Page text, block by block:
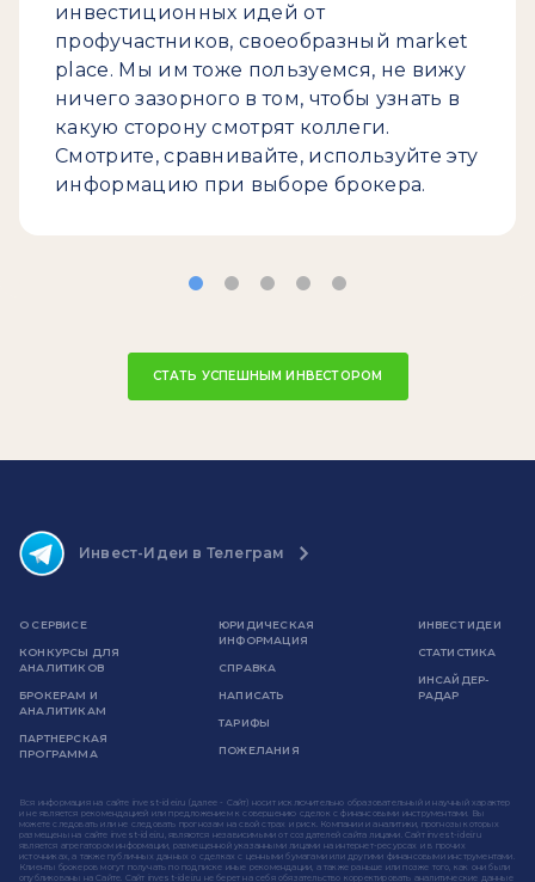
инвестиционных идей от
профучастников, своеобразный market
place. Мы им тоже пользуемся, не вижу
ничего зазорного в том, чтобы узнать в
какую сторону смотрят коллеги.
Смотрите, сравнивайте, используйте эту
информацию при выборе брокера.
СТАТЬ УСПЕШНЫМ ИНВЕСТОРОМ
Инвест-Идеи в Телеграм
О СЕРВИСЕ
КОНКУРСЫ ДЛЯ
АНАЛИТИКОВ
БРОКЕРАМ И
АНАЛИТИКАМ
ПАРТНЕРСКАЯ
ПРОГРАММА
ЮРИДИЧЕСКАЯ
ИНФОРМАЦИЯ
СПРАВКА
НАПИСАТЬ
ТАРИФЫ
ПОЖЕЛАНИЯ
ИНВЕСТ ИДЕИ
СТАТИСТИКА
ИНСАЙДЕР-
РАДАР
Вся информация на сайте invest-idei.ru (далее - Сайт) носит исключительно образовательный и научный характер
и не является рекомендацией или предложением к совершению сделок с финансовыми инструментами. Вы
можете следовать или не следовать прогнозам на свой страх и риск. Компании и аналитики, прогнозы которых
размещены на сайте invest-idei.ru, являются независимыми от создателей сайта лицами. Сайт invest-idei.ru
является агрегатором информации, размещенной указанными лицами на интернет-ресурсах и в прочих
источниках, а также публичных данных о сделках с ценными бумагами или другими финансовыми инструментами.
Клиенты брокеров могут получать по подписке иные рекомендации, а также раньше или позже того, как они были
опубликованы на Сайте. Сайт invest-idei.ru не берет на себя обязательство корректировать аналитические данные